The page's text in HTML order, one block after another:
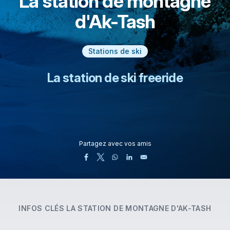
d'Ak-Tash
Stations de ski
La station de ski freeride
Partagez avec vos amis
INFOS CLÉS LA STATION DE MONTAGNE D'AK-TASH